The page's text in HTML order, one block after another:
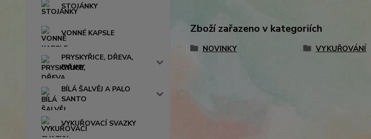
STOJÁNKY
VONNÉ KAPSLE
PRYSKYŘICE, DŘEVA,
BYLINY
BÍLÁ ŠALVĚJ A PALO
SANTO
VYKUŘOVACÍ SVAZKY
Zboží zařazeno v kategoriích
NOVINKY VYKUŘOVÁNÍ